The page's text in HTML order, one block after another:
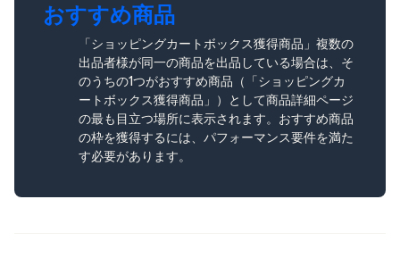
おすすめ商品
「ショッピングカートボックス獲得商品」複数の
出品者様が同一の商品を出品している場合は、そ
のうちの1つがおすすめ商品（「ショッピングカ
ートボックス獲得商品」）として商品詳細ページ
の最も目立つ場所に表示されます。おすすめ商品
の枠を獲得するには、パフォーマンス要件を満た
す必要があります。